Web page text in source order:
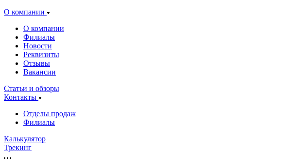
О компании
О компании
Филиалы
Новости
Реквизиты
Отзывы
Вакансии
Статьи и обзоры
Контакты
Отделы продаж
Филиалы
Калькулятор
Трекинг